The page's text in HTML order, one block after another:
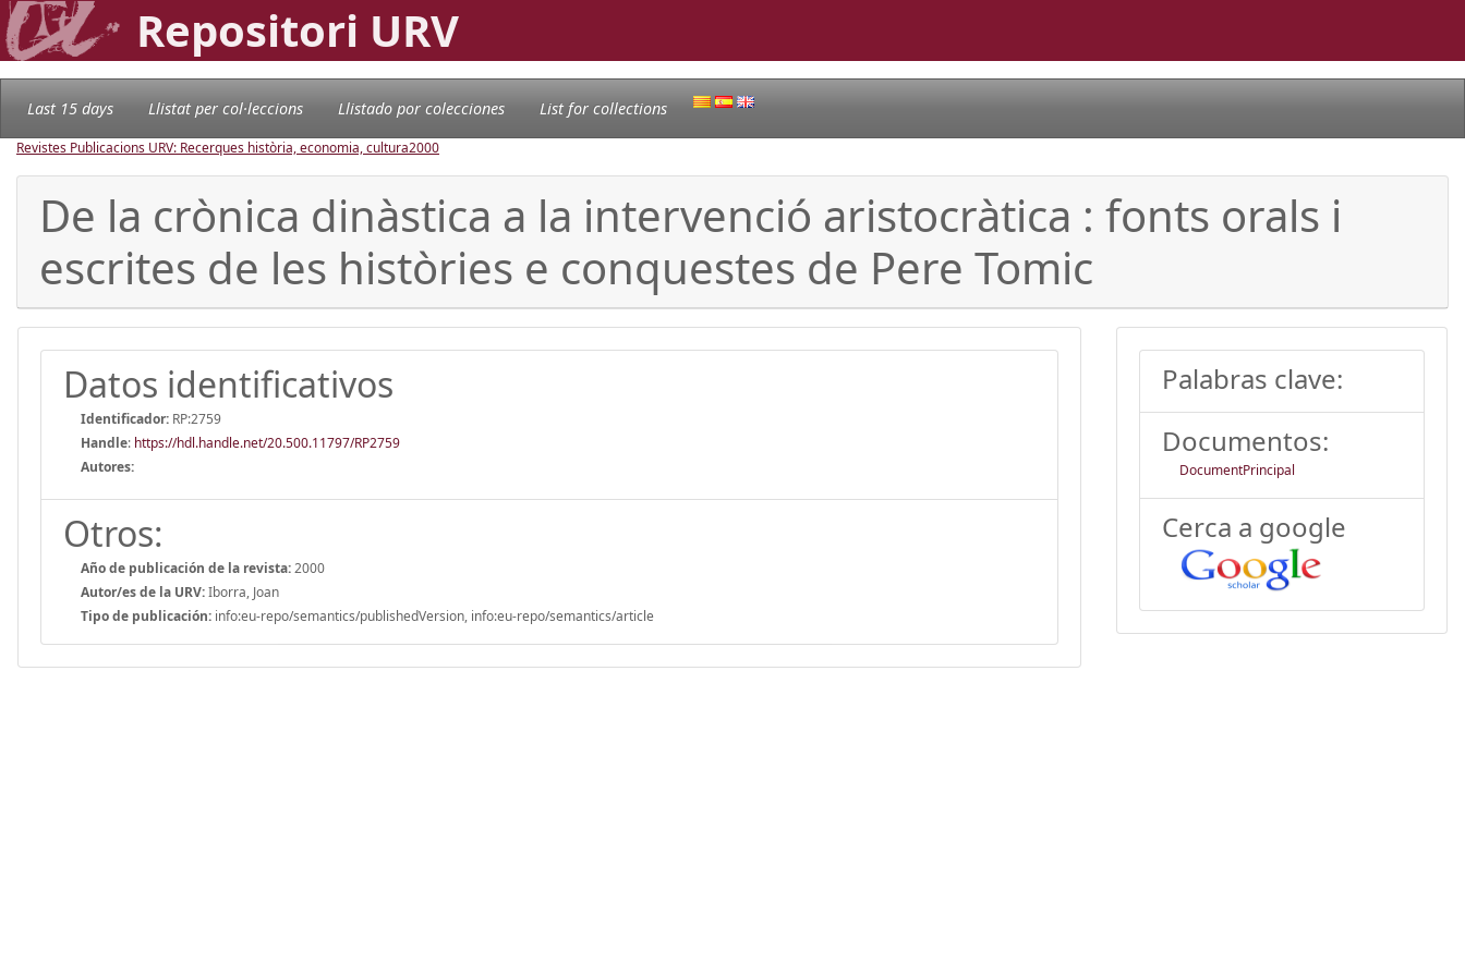
Repositori URV
Last 15 days Llistat per col·leccions Llistado por colecciones List for collections
Revistes Publicacions URV: Recerques història, economia, cultura2000
De la crònica dinàstica a la intervenció aristocràtica : fonts orals i
escrites de les històries e conquestes de Pere Tomic
Datos identificativos
Identificador: RP:2759
Handle: https://hdl.handle.net/20.500.11797/RP2759
Autores:
Otros:
Año de publicación de la revista:2000
Autor/es de la URV:Iborra, Joan
Tipo de publicación: info:eu-repo/semantics/publishedVersion, info:eu-repo/semantics/article
Palabras clave:
Documentos:
DocumentPrincipal
Cerca a google